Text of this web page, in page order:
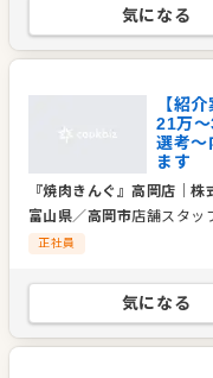
気になる
【紹
21万
選考～
ます
『焼肉きんぐ』高岡店 ｜株
富山県／高岡市店舗スタッ
正社員
気になる